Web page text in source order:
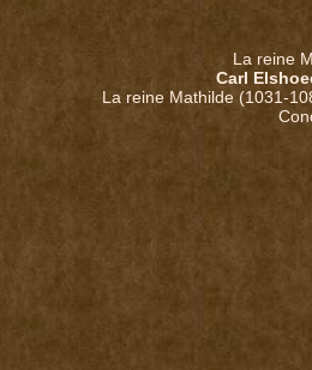
La reine
Carl
La reine Mathilde (1031-